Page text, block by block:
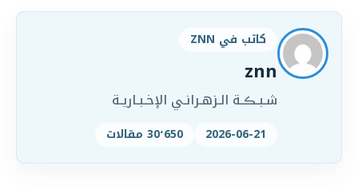
كاتب في ZNN
znn
شـبـڪـة الـزهـرانـي الإخـبـاريـة
2026-06-21 30٬650 مقالات